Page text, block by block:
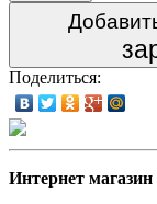
Поделиться:
Интернет